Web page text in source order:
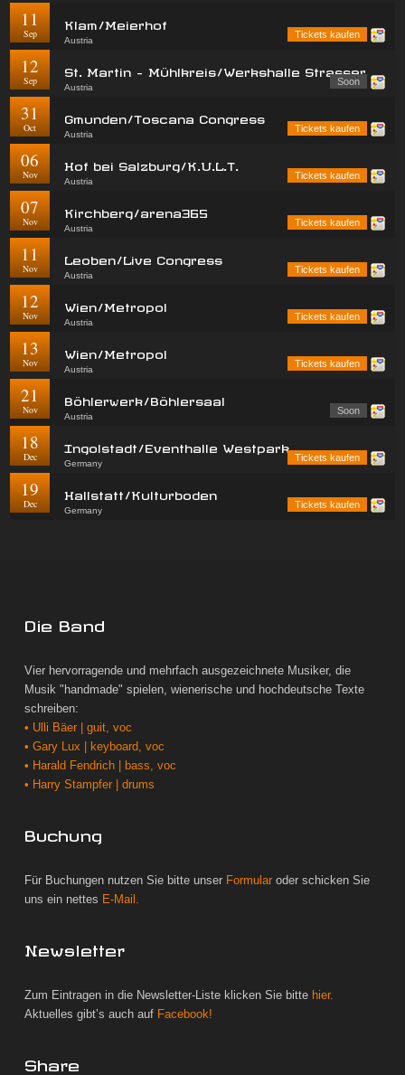
11
Sep
Klam/Meierhof
Austria
Tickets kaufen
12
Sep
St. Martin - Mühlkreis/Werkshalle Strasser
Austria
Soon
31
Oct
Gmunden/Toscana Congress
Austria
Tickets kaufen
06
Nov
Hof bei Salzburg/K.U.L.T.
Austria
Tickets kaufen
07
Nov
Kirchberg/arena365
Austria
Tickets kaufen
11
Nov
Leoben/Live Congress
Austria
Tickets kaufen
12
Nov
Wien/Metropol
Austria
Tickets kaufen
13
Nov
Wien/Metropol
Austria
Tickets kaufen
21
Nov
Böhlerwerk/Böhlersaal
Austria
Soon
18
Dec
Ingolstadt/Eventhalle Westpark
Germany
Tickets kaufen
19
Dec
Hallstatt/Kulturboden
Germany
Tickets kaufen
Die Band
Vier hervorragende und mehrfach ausgezeichnete Musiker, die
Musik "handmade" spielen, wienerische und hochdeutsche Texte
schreiben:
• Ulli Bäer | guit, voc
• Gary Lux | keyboard, voc
• Harald Fendrich | bass, voc
• Harry Stampfer | drums
Buchung
Für Buchungen nutzen Sie bitte unser Formular oder schicken Sie
uns ein nettes E-Mail.
Newsletter
Zum Eintragen in die Newsletter-Liste klicken Sie bitte hier.
Aktuelles gibt’s auch auf Facebook!
Share